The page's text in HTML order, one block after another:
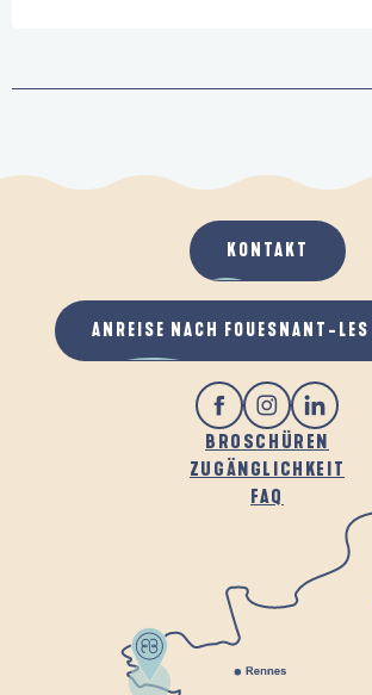
BROSCHÜREN
ZUGÄNGLICHKEIT
FAQ
KONTAKT
ANREISE NACH FOUESNANT-LES